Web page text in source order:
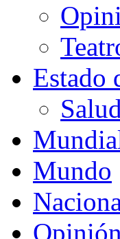
Estado
Mundo
Opinión